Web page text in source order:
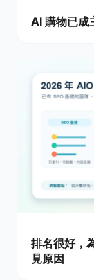
AI 購物已成
排名很好，
見原因